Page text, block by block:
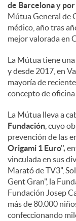
de Barcelona y
Mútua General de
médico, año tras
mejor valorada en
La Mútua tiene una
y desde 2017, en
mayoría de
concepto de
La Mútua lleva a
Fundación , cuyo
prevención de las
Origami 1 Euro",
vinculada en sus
Marató de TV3",
Gent Gran", la
Fundación Josep
más de 80.000
confeccionando